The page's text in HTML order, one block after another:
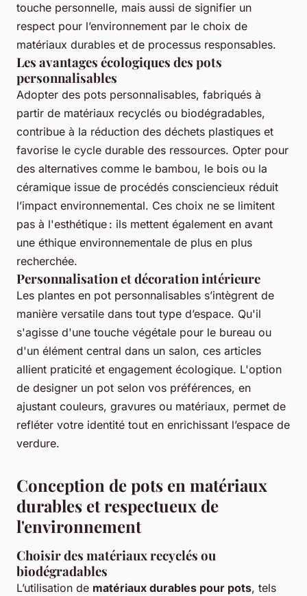
touche personnelle, mais aussi de signifier un
respect pour l’environnement par le choix de
matériaux durables et de processus responsables.
Les avantages écologiques des pots
personnalisables
Adopter des pots personnalisables, fabriqués à
partir de matériaux recyclés ou biodégradables,
contribue à la réduction des déchets plastiques et
favorise le cycle durable des ressources. Opter pour
des alternatives comme le bambou, le bois ou la
céramique issue de procédés consciencieux réduit
l’impact environnemental. Ces choix ne se limitent
pas à l'esthétique : ils mettent également en avant
une éthique environnementale de plus en plus
recherchée.
Personnalisation et décoration intérieure
Les plantes en pot personnalisables s’intègrent de
manière versatile dans tout type d’espace. Qu'il
s'agisse d'une touche végétale pour le bureau ou
d'un élément central dans un salon, ces articles
allient praticité et engagement écologique. L'option
de designer un pot selon vos préférences, en
ajustant couleurs, gravures ou matériaux, permet de
refléter votre identité tout en enrichissant l’espace de
verdure.
Conception de pots en matériaux
durables et respectueux de
l'environnement
Choisir des matériaux recyclés ou
biodégradables
L’utilisation de matériaux durables pour pots, tels